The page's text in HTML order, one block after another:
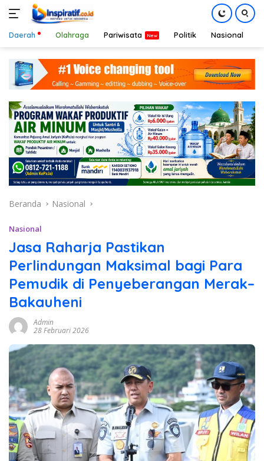
konten
Daerah Olahraga Pariwisata Politik Nasional
Beranda Nasional
Nasional
Jasa Raharja Pastikan
Perlindungan Maksimal bagi Para
Pemudik di Penyeberangan Merak–
Bakauheni
Admin
28 Februari 2026